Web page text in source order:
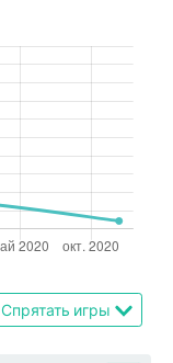
Спрятать игры